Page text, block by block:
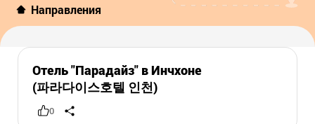
Направления
Отель "Парадайз" в Инчхоне
(파라다이스호텔 인천)
0